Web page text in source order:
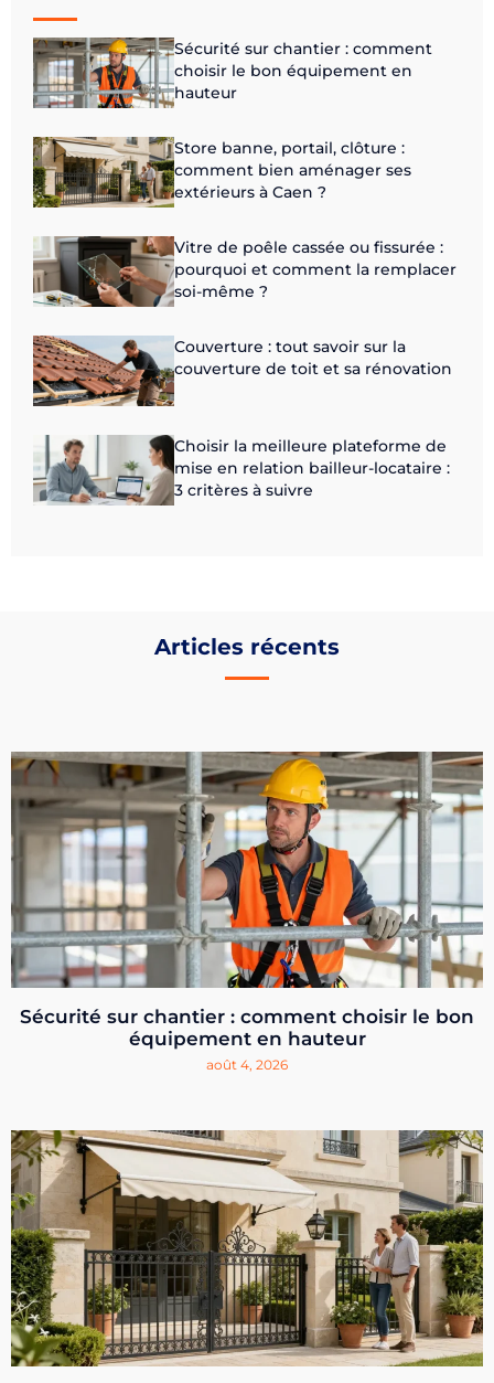
Sécurité sur chantier : comment
choisir le bon équipement en
hauteur
Store banne, portail, clôture :
comment bien aménager ses
extérieurs à Caen ?
Vitre de poêle cassée ou fissurée :
pourquoi et comment la remplacer
soi-même ?
Couverture : tout savoir sur la
couverture de toit et sa rénovation
Choisir la meilleure plateforme de
mise en relation bailleur-locataire :
3 critères à suivre
Articles récents
Sécurité sur chantier : comment choisir le bon
équipement en hauteur
août 4, 2026